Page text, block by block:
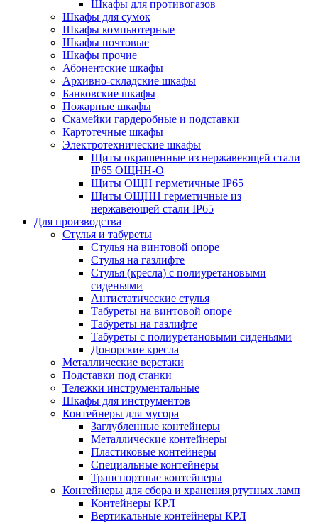
Шкафы для противогазов
Шкафы для сумок
Шкафы компьютерные
Шкафы почтовые
Шкафы прочие
Абонентские шкафы
Архивно-складские шкафы
Банковские шкафы
Пожарные шкафы
Скамейки гардеробные и подставки
Картотечные шкафы
Электротехнические шкафы
Щиты окрашенные из нержавеющей стали
IP65 ОЩНН-О
Щиты ОЩН герметичные IP65
Щиты ОЩНН герметичные из
нержавеющей стали IP65
Для производства
Стулья и табуреты
Стулья на винтовой опоре
Стулья на газлифте
Стулья (кресла) с полиуретановыми
сиденьями
Антистатические стулья
Табуреты на винтовой опоре
Табуреты на газлифте
Табуреты с полиуретановыми сиденьями
Донорские кресла
Металлические верстаки
Подставки под станки
Тележки инструментальные
Шкафы для инструментов
Контейнеры для мусора
Заглубленные контейнеры
Металлические контейнеры
Пластиковые контейнеры
Специальные контейнеры
Транспортные контейнеры
Контейнеры для сбора и хранения ртутных ламп
Контейнеры КРЛ
Вертикальные контейнеры КРЛ